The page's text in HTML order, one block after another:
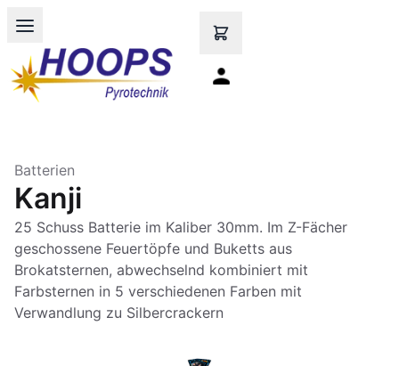
Open main menu
Batterien
Kanji
25 Schuss Batterie im Kaliber 30mm. Im Z-Fächer
geschossene Feuertöpfe und Buketts aus
Brokatsternen, abwechselnd kombiniert mit
Farbsternen in 5 verschiedenen Farben mit
Verwandlung zu Silbercrackern